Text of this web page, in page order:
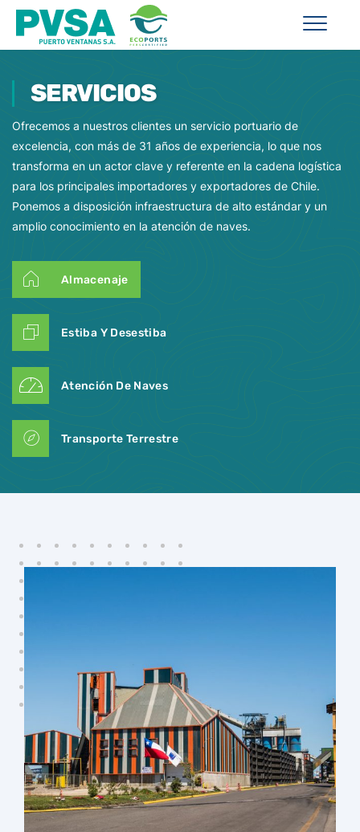
SERVICIOS
Ofrecemos a nuestros clientes un servicio portuario de
excelencia, con más de 31 años de experiencia, lo que nos
transforma en un actor clave y referente en la cadena logística
para los principales importadores y exportadores de Chile.
Ponemos a disposición infraestructura de alto estándar y un
amplio conocimiento en la atención de naves.
Almacenaje
Estiba Y Desestiba
Atención De Naves
Transporte Terrestre